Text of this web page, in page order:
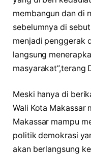
membangun dan di
sebelumnya di
menjadi penggerak
langsung
masyarakat”,terang
Meski hanya di
Wali Kota Makassar
Makassar mampu
politik demokrasi
akan berlangsung